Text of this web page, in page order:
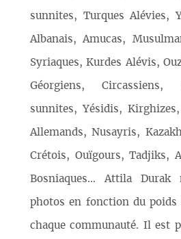
sunnites, Turques Alévies,
Albanais, Amucas,
Syriaques, Kurdes Alévis,
Géorgiens, Circassiens,
sunnites, Yésidis,
Allemands, Nusayris,
Crétois, Ouïgours, Tadjiks,
Bosniaques… Attila Durak
photos en fonction du poids
chaque communauté. Il est